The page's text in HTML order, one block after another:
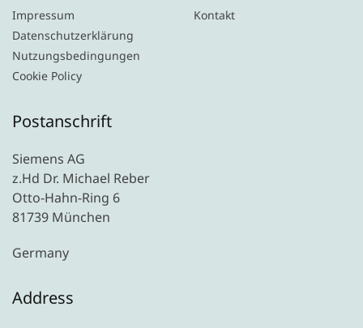
Impressum
Datenschutzerklärung
Nutzungsbedingungen
Cookie Policy
Kontakt
Postanschrift
Siemens AG
z.Hd Dr. Michael Reber
Otto-Hahn-Ring 6
81739 München
Germany
Address